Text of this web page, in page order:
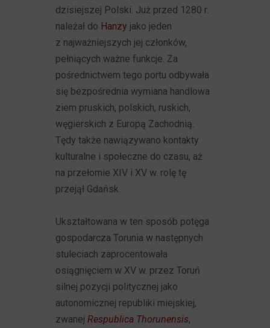
dzisiejszej Polski. Już przed 1280 r.
należał do Hanzy jako jeden
z najważniejszych jej członków,
pełniących ważne funkcje. Za
pośrednictwem tego portu odbywała
się bezpośrednia wymiana handlowa
ziem pruskich, polskich, ruskich,
węgierskich z Europą Zachodnią.
Tędy także nawiązywano kontakty
kulturalne i społeczne do czasu, aż
na przełomie XIV i XV w. rolę tę
przejął Gdańsk.
Ukształtowana w ten sposób potęga
gospodarcza Torunia w następnych
stuleciach zaprocentowała
osiągnięciem w XV w. przez Toruń
silnej pozycji politycznej jako
autonomicznej republiki miejskiej,
zwanej Respublica Thorunensis,